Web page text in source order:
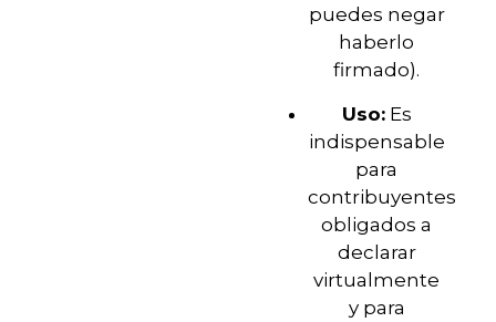
puedes negar
haberlo
firmado).
Uso:Es
indispensable
para
contribuyentes
obligados a
declarar
virtualmente
y para